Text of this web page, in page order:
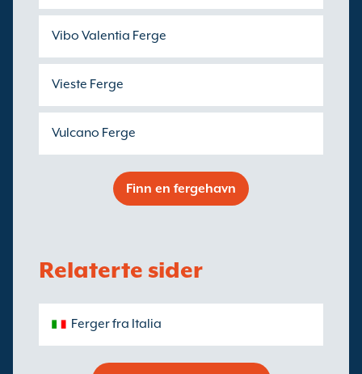
Vibo Valentia Ferge
Vieste Ferge
Vulcano Ferge
Finn en fergehavn
Relaterte sider
Ferger fra Italia